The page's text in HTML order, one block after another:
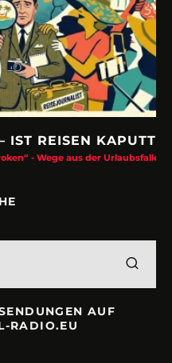
REISEN KAPUTT?
- Wege aus der Urlaubsfalle
AUF
RADIO.EU